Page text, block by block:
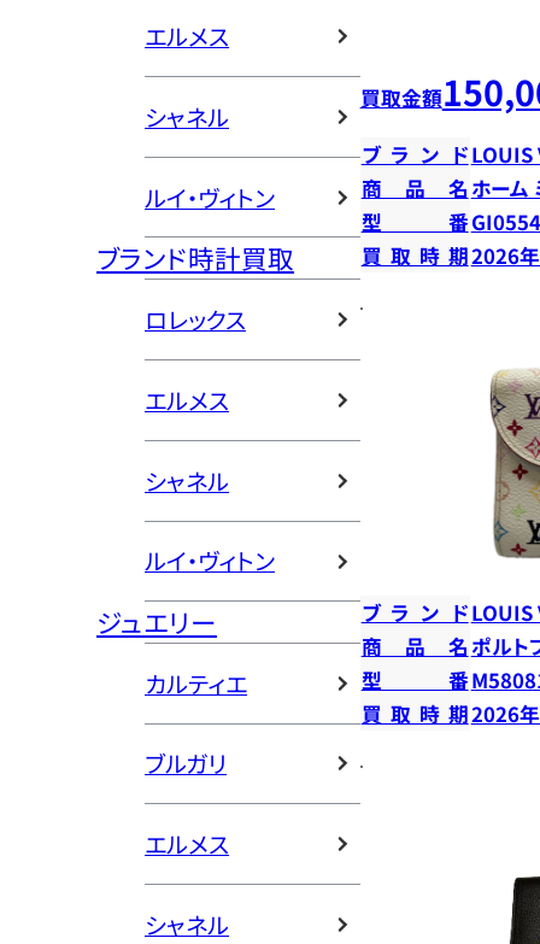
エルメス
シャネル
ルイ・ヴィトン
ブランド時計買取
ロレックス
エルメス
シャネル
ルイ・ヴィトン
ジュエリー
カルティエ
ブルガリ
エルメス
シャネル
買取金額
ブランドLOUIS
商品名 ホーム
型番GI0554
買取時期2026
ブランドLOUIS
商品名ポルト
型番
買取時期2026